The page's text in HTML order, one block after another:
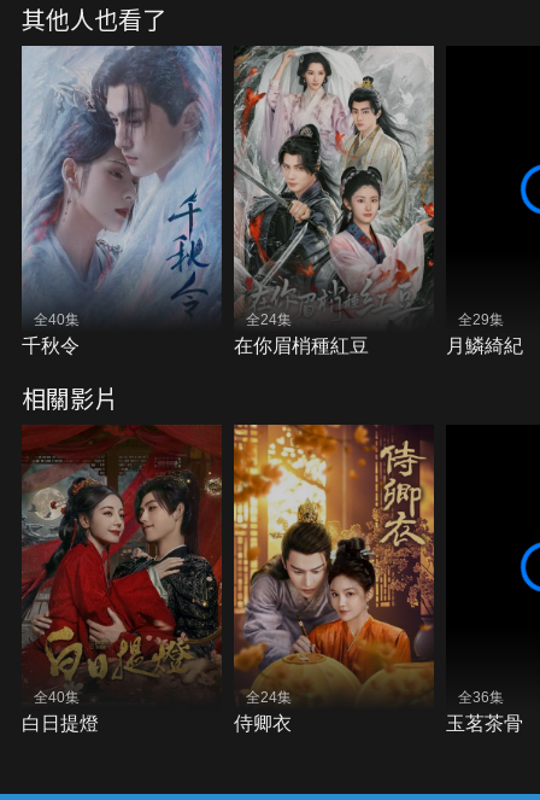
其他人也看了
全40集
千秋令
全24集
在你眉梢種紅豆
全29集
月鱗綺紀
相關影片
全40集
白日提燈
全24集
侍卿衣
全36集
玉茗茶骨